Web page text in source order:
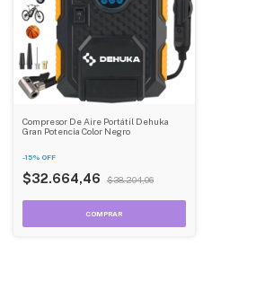
Compresor De Aire Portátil Dehuka
Gran Potencia Color Negro
-15% OFF
$32.664,46 $38.204,06